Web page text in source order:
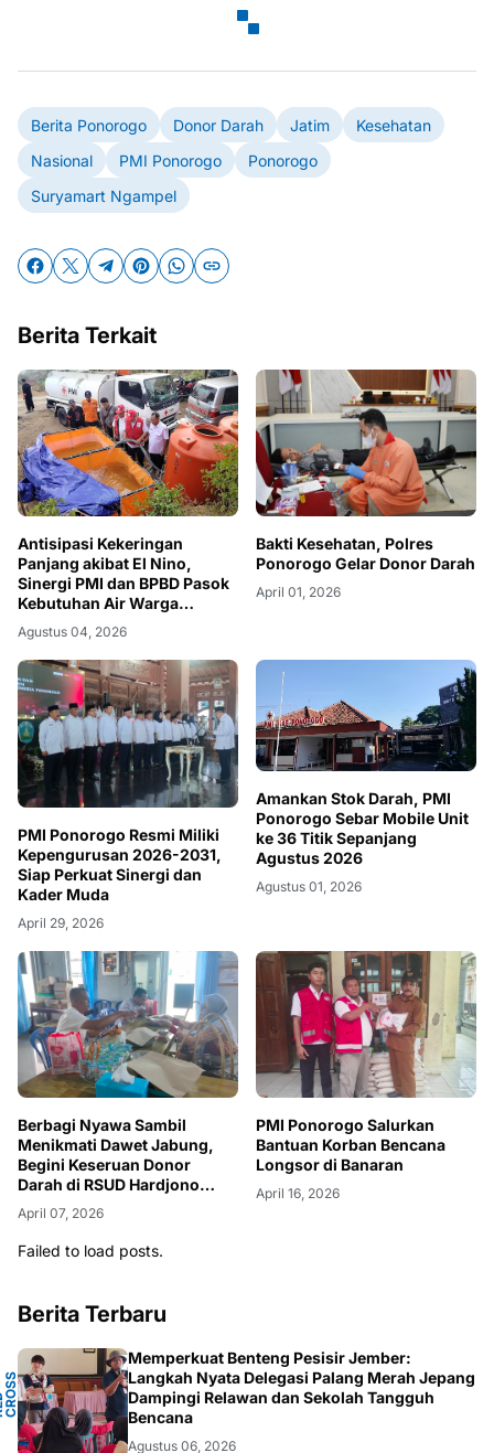
Berita Ponorogo Donor Darah Jatim
Kesehatan
Nasional
PMI Ponorogo
Ponorogo
Suryamart Ngampel
Berita Terkait
Antisipasi Kekeringan
Panjang akibat El Nino,
Sinergi PMI dan BPBD Pasok
Kebutuhan Air Warga
Ponorogo
Agustus 04, 2026
Bakti Kesehatan, Polres
Ponorogo Gelar Donor Darah
April 01, 2026
PMI Ponorogo Resmi Miliki
Kepengurusan 2026-2031,
Siap Perkuat Sinergi dan
Kader Muda
April 29, 2026
Amankan Stok Darah, PMI
Ponorogo Sebar Mobile Unit
ke 36 Titik Sepanjang
Agustus 2026
Agustus 01, 2026
Berbagi Nyawa Sambil
Menikmati Dawet Jabung,
Begini Keseruan Donor
Darah di RSUD Hardjono
Ponorogo
April 07, 2026
PMI Ponorogo Salurkan
Bantuan Korban Bencana
Longsor di Banaran
April 16, 2026
Failed to load posts.
Berita Terbaru
N
S
TY
Memperkuat Benteng Pesisir Jember:
Langkah Nyata Delegasi Palang Merah Jepang
Dampingi Relawan dan Sekolah Tangguh
Bencana
Agustus 06, 2026